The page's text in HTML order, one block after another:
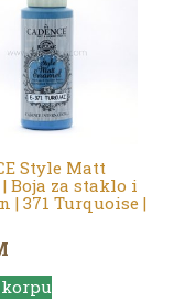
Style Matt
Boja za staklo i
| 371 Turquoise |
korpu